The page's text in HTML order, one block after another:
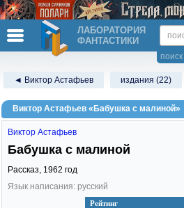
ЛАБОРАТОРИЯ
ФАНТАСТИКИ
◄ Виктор Астафьев издания (22)
Виктор Астафьев «Бабушка с малиной»
Рейтинг
Виктор Астафьев
Бабушка с малиной
Рассказ, 1962 год
Язык написания: русский